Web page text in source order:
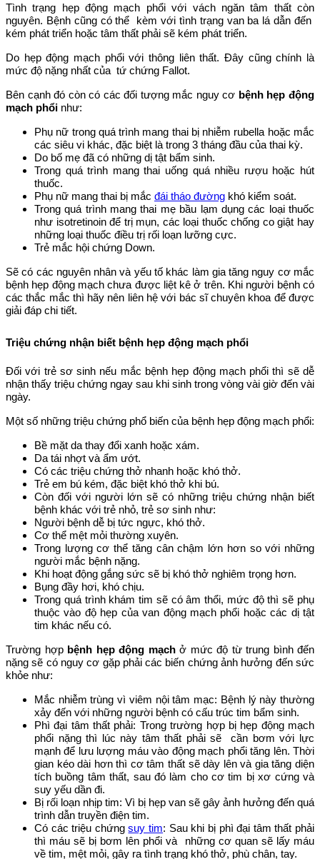
Tình trạng hẹp động mạch phổi với vách ngăn tâm thất còn
nguyên. Bệnh cũng có thể kèm với tình trạng van ba lá dẫn đến
kém phát triển hoặc tâm thất phải sẽ kém phát triển.
Do hẹp động mạch phổi với thông liên thất. Đây cũng chính là
mức độ nặng nhất của tứ chứng Fallot.
Bên cạnh đó còn có các đối tượng mắc nguy cơ bệnh hẹp động
mạch phổi như:
Phụ nữ trong quá trình mang thai bị nhiễm rubella hoặc mắc
các siêu vi khác, đặc biệt là trong 3 tháng đầu của thai kỳ.
Do bố mẹ đã có những dị tật bẩm sinh.
Trong quá trình mang thai uống quá nhiều rượu hoặc hút
thuốc.
Phụ nữ mang thai bị mắc đái tháo đường khó kiểm soát.
Trong quá trình mang thai mẹ bầu lạm dụng các loại thuốc
như isotretinoin để trị mụn, các loại thuốc chống co giật hay
những loại thuốc điều trị rối loạn lưỡng cực.
Trẻ mắc hội chứng Down.
Sẽ có các nguyên nhân và yếu tố khác làm gia tăng nguy cơ mắc
bệnh hẹp động mạch chưa được liệt kê ở trên. Khi người bệnh có
các thắc mắc thì hãy nên liên hệ với bác sĩ chuyên khoa để được
giải đáp chi tiết.
Triệu chứng nhận biết bệnh hẹp động mạch phổi
Đối với trẻ sơ sinh nếu mắc bệnh hẹp động mạch phổi thì sẽ dễ
nhận thấy triệu chứng ngay sau khi sinh trong vòng vài giờ đến vài
ngày.
Một số những triệu chứng phổ biến của bệnh hẹp động mạch phổi:
Bề mặt da thay đổi xanh hoặc xám.
Da tái nhợt và ẩm ướt.
Có các triệu chứng thở nhanh hoặc khó thở.
Trẻ em bú kém, đặc biệt khó thở khi bú.
Còn đối với người lớn sẽ có những triệu chứng nhận biết
bệnh khác với trẻ nhỏ, trẻ sơ sinh như:
Người bệnh dễ bị tức ngực, khó thở.
Cơ thể mệt mỏi thường xuyên.
Trong lượng cơ thể tăng cân chậm lớn hơn so với những
người mắc bệnh nặng.
Khi hoạt động gắng sức sẽ bị khó thở nghiêm trọng hơn.
Bụng đầy hơi, khó chịu.
Trong quá trình khám tim sẽ có âm thổi, mức độ thì sẽ phụ
thuộc vào độ hẹp của van động mạch phổi hoặc các dị tật
tim khác nếu có.
Trường hợp bệnh hẹp động mạchở mức độ từ trung bình đến
nặng sẽ có nguy cơ gặp phải các biến chứng ảnh hưởng đến sức
khỏe như:
Mắc nhiễm trùng vì viêm nội tâm mạc: Bệnh lý này thường
xảy đến với những người bệnh có cấu trúc tim bẩm sinh.
Phì đại tâm thất phải: Trong trường hợp bị hẹp động mạch
phổi nặng thì lúc này tâm thất phải sẽ cần bơm với lực
mạnh để lưu lượng máu vào động mạch phổi tăng lên. Thời
gian kéo dài hơn thì cơ tâm thất sẽ dày lên và gia tăng diện
tích buồng tâm thất, sau đó làm cho cơ tim bị xơ cứng và
suy yếu dần đi.
Bị rối loạn nhịp tim: Vì bị hẹp van sẽ gây ảnh hưởng đến quá
trình dẫn truyền điện tim.
Có các triệu chứngsuy tim: Sau khi bị phì đại tâm thất phải
thì máu sẽ bị bơm lên phổi và những cơ quan sẽ lấy máu
về tim, mệt mỏi, gây ra tình trạng khó thở, phù chân, tay.